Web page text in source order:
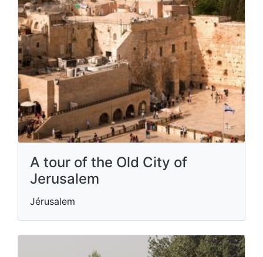
A tour of the Old City of
Jerusalem
Jérusalem